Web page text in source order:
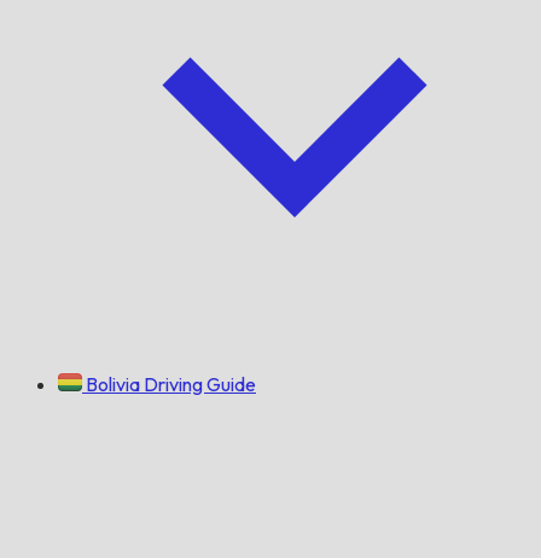
Bolivia Driving Guide